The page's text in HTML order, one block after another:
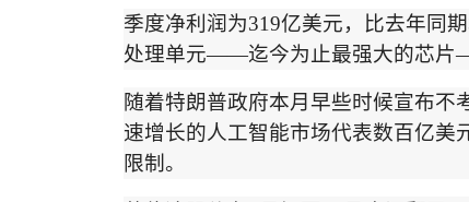
季度净利润为319亿美元，比去年同
处理单元——迄今为止最强大的芯片
随着特朗普政府本月早些时候宣布不
速增长的人工智能市场代表数百亿美
限制。